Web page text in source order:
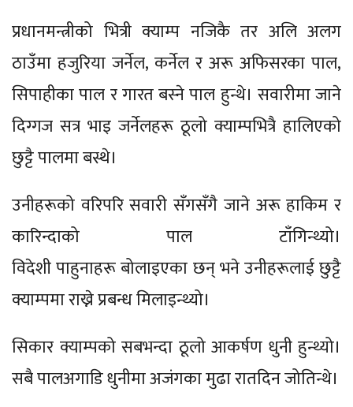
प्रधानमन्त्रीको भित्री क्याम्प नजिकै तर अलि अलग
ठाउँमा हजुरिया जर्नेल, कर्नेल र अरू अफिसरका पाल,
सिपाहीका पाल र गारत बस्ने पाल हुन्थे। सवारीमा जाने
दिग्गज सत्र भाइ जर्नेलहरू ठूलो क्याम्पभित्रै हालिएको
छुट्टै पालमा बस्थे।
उनीहरूको वरिपरि सवारी सँगसँगै जाने अरू हाकिम र
कारिन्दाको पाल टाँगिन्थ्यो।
विदेशी पाहुनाहरू बोलाइएका छन् भने उनीहरूलाई छुट्टै
क्याम्पमा राख्ने प्रबन्ध मिलाइन्थ्यो।
सिकार क्याम्पको सबभन्दा ठूलो आकर्षण धुनी हुन्थ्यो।
सबै पालअगाडि धुनीमा अजंगका मुढा रातदिन जोतिन्थे।